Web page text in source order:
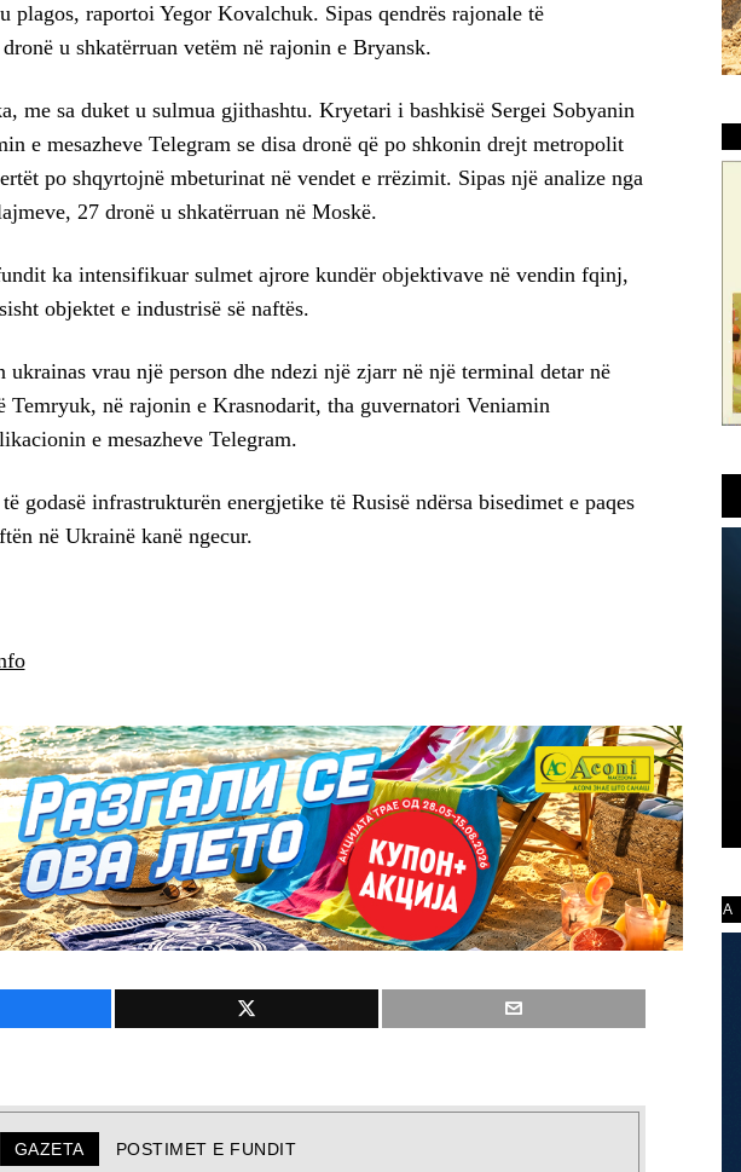
plagos, raportoi Yegor Kovalchuk. Sipas qendrës rajonale të
u shkatërruan vetëm në rajonin e Bryansk.
me sa duket u sulmua gjithashtu. Kryetari i bashkisë Sergei Sobyanin
e mesazheve Telegram se disa dronë që po shkonin drejt metropolit
po shqyrtojnë mbeturinat në vendet e rrëzimit. Sipas një analize nga
27 dronë u shkatërruan në Moskë.
ka intensifikuar sulmet ajrore kundër objektivave në vendin fqinj,
objektet e industrisë së naftës.
ukrainas vrau një person dhe ndezi një zjarr në një terminal detar në
Temryuk, në rajonin e Krasnodarit, tha guvernatori Veniamin
e mesazheve Telegram.
godasë infrastrukturën energjetike të Rusisë ndërsa bisedimet e paqes
në Ukrainë kanë ngecur.
GAZETA POSTIMET E FUNDIT